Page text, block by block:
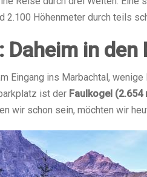
2.100 Höhenmeter durch teils
Daheim in den
Eingang ins Marbachtal,
ist der Faulkogel (2.654
wir schon sein, möchten wir